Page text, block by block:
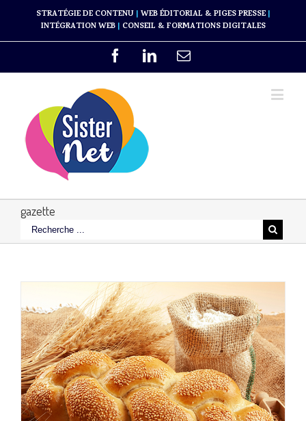
STRATÉGIE DE CONTENU | WEB ÉDITORIAL & PIGES PRESSE |
INTÉGRATION WEB | CONSEIL & FORMATIONS DIGITALES
gazette